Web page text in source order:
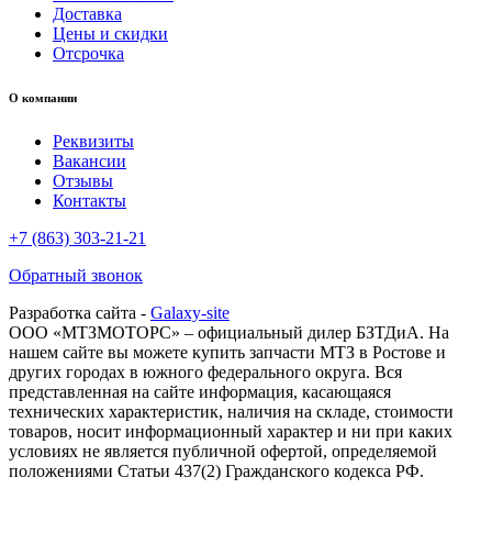
Доставка
Цены и скидки
Отсрочка
О компании
Реквизиты
Вакансии
Отзывы
Контакты
+7 (863) 303-21-21
Обратный звонок
Разработка сайта - Galaxy-site
ООО «МТЗМОТОРС» – официальный дилер БЗТДиА. На
нашем сайте вы можете купить запчасти МТЗ в Ростове и
других городах в южного федерального округа. Вся
представленная на сайте информация, касающаяся
технических характеристик, наличия на складе, стоимости
товаров, носит информационный характер и ни при каких
условиях не является публичной офертой, определяемой
положениями Статьи 437(2) Гражданского кодекса РФ.